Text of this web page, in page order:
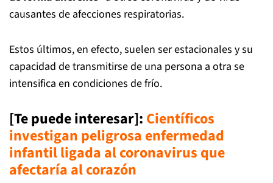
causantes de afecciones respiratorias.
Estos últimos, en efecto, suelen ser estacionales y su
capacidad de transmitirse de una persona a otra se
intensifica en condiciones de frío.
[Te puede interesar]: Científicos
investigan peligrosa enfermedad
infantil ligada al coronavirus que
afectaría al corazón